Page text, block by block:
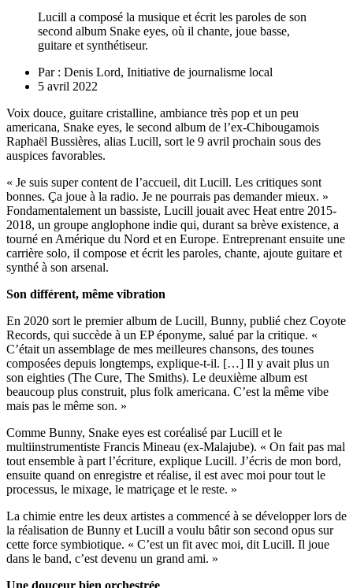
Lucill a composé la musique et écrit les paroles de son
second album Snake eyes, où il chante, joue basse,
guitare et synthétiseur.
Par : Denis Lord, Initiative de journalisme local
5 avril 2022
Voix douce, guitare cristalline, ambiance très pop et un peu
americana, Snake eyes, le second album de l’ex-Chibougamois
Raphaël Bussières, alias Lucill, sort le 9 avril prochain sous des
auspices favorables.
« Je suis super content de l’accueil, dit Lucill. Les critiques sont
bonnes. Ça joue à la radio. Je ne pourrais pas demander mieux. »
Fondamentalement un bassiste, Lucill jouait avec Heat entre 2015-
2018, un groupe anglophone indie qui, durant sa brève existence, a
tourné en Amérique du Nord et en Europe. Entreprenant ensuite une
carrière solo, il compose et écrit les paroles, chante, ajoute guitare et
synthé à son arsenal.
Son différent, même vibration
En 2020 sort le premier album de Lucill, Bunny, publié chez Coyote
Records, qui succède à un EP éponyme, salué par la critique. «
C’était un assemblage de mes meilleures chansons, des tounes
composées depuis longtemps, explique-t-il. […] Il y avait plus un
son eighties (The Cure, The Smiths). Le deuxième album est
beaucoup plus construit, plus folk americana. C’est la même vibe
mais pas le même son. »
Comme Bunny, Snake eyes est coréalisé par Lucill et le
multiinstrumentiste Francis Mineau (ex-Malajube). « On fait pas mal
tout ensemble à part l’écriture, explique Lucill. J’écris de mon bord,
ensuite quand on enregistre et réalise, il est avec moi pour tout le
processus, le mixage, le matriçage et le reste. »
La chimie entre les deux artistes a commencé à se développer lors de
la réalisation de Bunny et Lucill a voulu bâtir son second opus sur
cette force symbiotique. « C’est un fit avec moi, dit Lucill. Il joue
dans le band, c’est devenu un grand ami. »